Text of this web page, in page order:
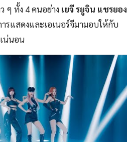
ๆ ทั้ง 4 คนอย่าง เยจี รยูจิน แชรยอง
ารแสดงและเอเนอร์จีมามอบให้กับ
น่นอน